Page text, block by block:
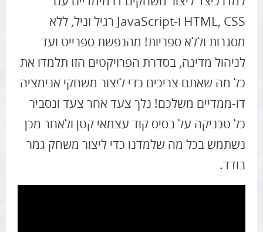
HTML, CSS ו-JavaScript רגיל וניל, ללא
מסגרות וללא ספריות! מהנפשת ספרייט ועד
לניהול מדינה, בסדרת הפרויקטים הזו תלמדו את
כל מה שאתם צריכים כדי ליצור משחקי אנימציה
דו-ממדיים משלכם! נלך צעד אחר צעד ונסביר
כל טכניקה על בסיס קוד עצמאי קטן ולאחר מכן
נשתמש בכל מה שלמדנו כדי ליצור משחק גמר
בודד.